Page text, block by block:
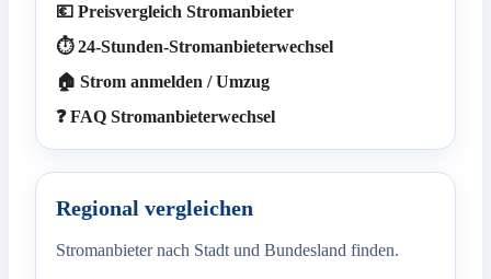
💶 Preisvergleich Stromanbieter
⏱️ 24-Stunden-Stromanbieterwechsel
🏠 Strom anmelden / Umzug
❓ FAQ Stromanbieterwechsel
Regional vergleichen
Stromanbieter nach Stadt und Bundesland finden.